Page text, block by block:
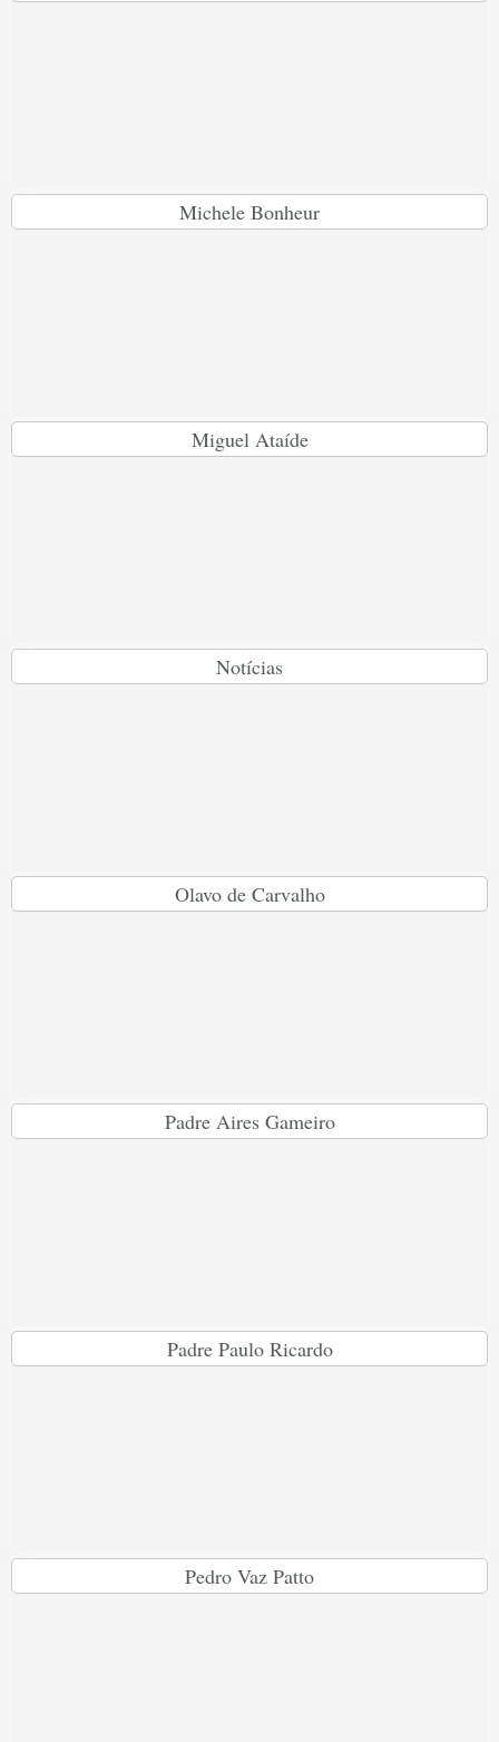
Michele Bonheur
Miguel Ataíde
Notícias
Olavo de Carvalho
Padre Aires Gameiro
Padre Paulo Ricardo
Pedro Vaz Patto